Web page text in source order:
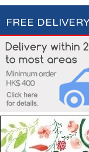
FREE DELIVERY